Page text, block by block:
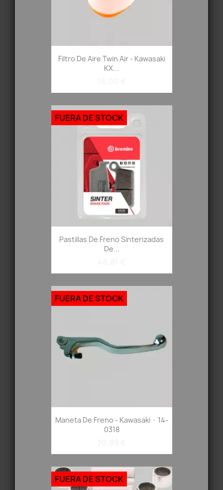
Filtro De Aire Twin Air - Kawasaki
KX...
Pastillas De Freno Sinterizadas
De...
FUERA DE STOCK
Maneta De Freno - Kawasaki · 14-
0318
FUERA DE STOCK
FUERA DE STOCK